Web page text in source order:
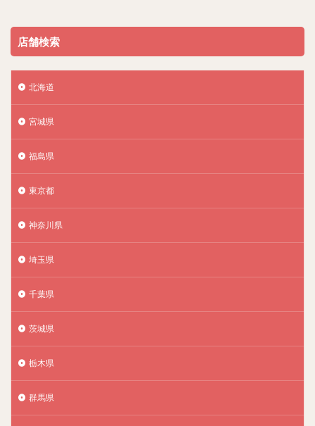
店舗検索
北海道
宮城県
福島県
東京都
神奈川県
埼玉県
千葉県
茨城県
栃木県
群馬県